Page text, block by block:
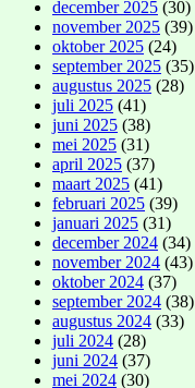
december 2025 (30)
november 2025 (39)
oktober 2025 (24)
september 2025 (35)
augustus 2025 (28)
juli 2025 (41)
juni 2025 (38)
mei 2025 (31)
april 2025 (37)
maart 2025 (41)
februari 2025 (39)
januari 2025 (31)
december 2024 (34)
november 2024 (43)
oktober 2024 (37)
september 2024 (38)
augustus 2024 (33)
juli 2024 (28)
juni 2024 (37)
mei 2024 (30)